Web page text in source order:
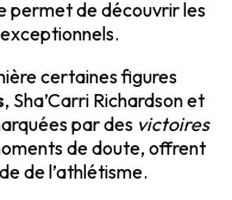
permet de découvrir les
certaines figures
, Sha’Carri Richardson et
par des victoires
de doute, offrent
de l’athlétisme.